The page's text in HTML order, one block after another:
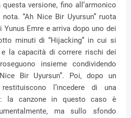
versione, fino all’armonico
“Ah Nice Bir Uyursun” ruota
Yunus Emre e arriva dopo uno dei
minuti di “Hijacking” in cui si
la capacità di correre rischi dei
insieme condividendo
Bir Uyursun”. Poi, dopo un
l’incedere di una
la canzone in questo caso è
ma sullo sfondo